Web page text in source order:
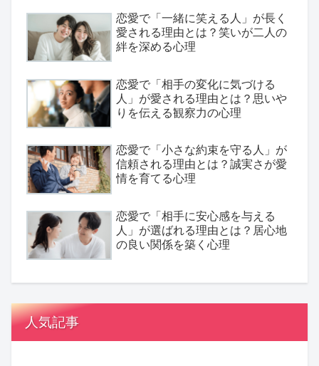
恋愛で「一緒に笑える人」が長く
愛される理由とは？笑いが二人の
絆を深める心理
恋愛で「相手の変化に気づける
人」が愛される理由とは？思いや
りを伝える観察力の心理
恋愛で「小さな約束を守る人」が
信頼される理由とは？誠実さが愛
情を育てる心理
恋愛で「相手に安心感を与える
人」が選ばれる理由とは？居心地
の良い関係を築く心理
人気記事